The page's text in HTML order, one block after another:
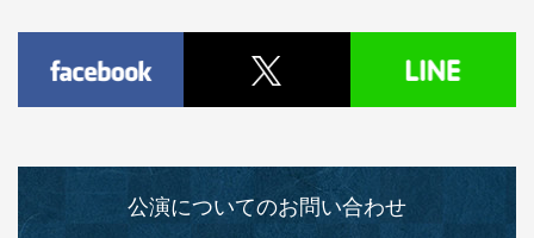
公演についてのお問い合わせ